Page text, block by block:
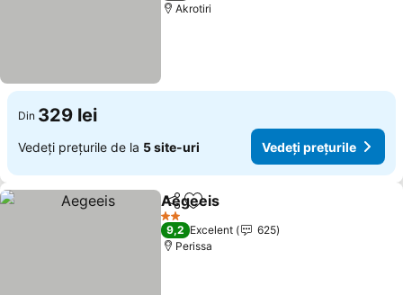
Akrotiri
Din 329 lei
Vedeți prețurile de la 5 site-uri Vedeți prețurile
DistribuițiAdăugaţi la favorite
Aegeeis
2 Stele
9,2 Excelent
625
Perissa